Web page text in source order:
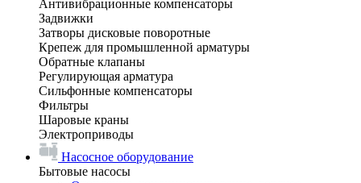
Антивибрационные компенсаторы
Задвижки
Затворы дисковые поворотные
Крепеж для промышленной арматуры
Обратные клапаны
Регулирующая арматура
Сильфонные компенсаторы
Фильтры
Шаровые краны
Электроприводы
Насосное оборудование
Бытовые насосы